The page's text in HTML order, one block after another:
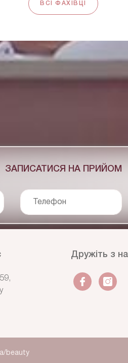
ВСІ ФАХІВЦІ
ЗАПИСАТИСЯ НА ПРИЙОМ
Телефон
Дружіть з
beauty